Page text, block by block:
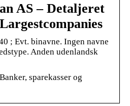
AS – Detaljeret
; Evt. binavne. Ingen navne
Anden udenlandsk
sparekasser og